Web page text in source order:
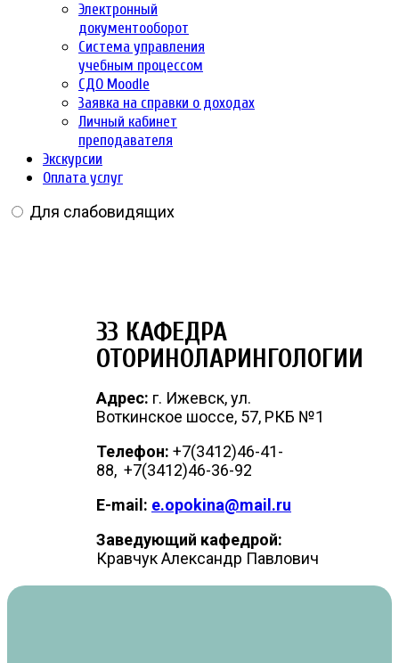
Электронный
документооборот
Система управления
учебным процессом
СДО Moodle
Заявка на справки о доходах
Личный кабинет
преподавателя
Экскурсии
Оплата услуг
Для слабовидящих
33 КАФЕДРА
ОТОРИНОЛАРИНГОЛОГИИ
Адрес: г. Ижевск, ул.
Воткинское шоссе, 57, РКБ №1
Телефон: +7(3412)46-41-
88, +7(3412)46-36-92
E-mail: e.opokina@mail.ru
Заведующий кафедрой:
Кравчук Александр Павлович